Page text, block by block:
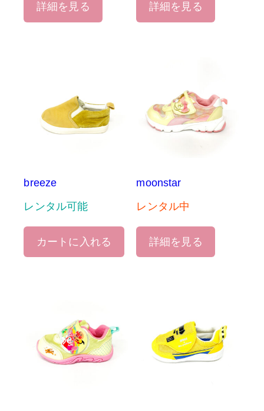
詳細を見る 詳細を見る
breeze
レンタル可能
カートに入れる
moonstar
レンタル中
詳細を見る